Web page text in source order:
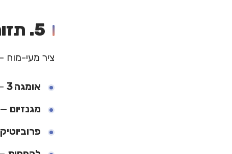
5. תזונה ובריאות המעי
ציר מעי-
אומגה 3
מגנזיום